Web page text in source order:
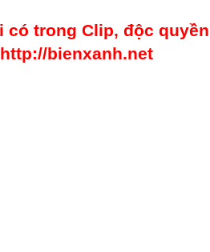
có trong Clip, độc
http://bienxanh.net